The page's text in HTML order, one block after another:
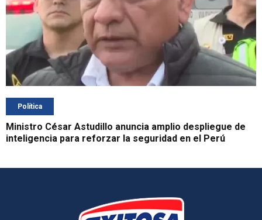
Política
Ministro César Astudillo anuncia amplio despliegue de
inteligencia para reforzar la seguridad en el Perú